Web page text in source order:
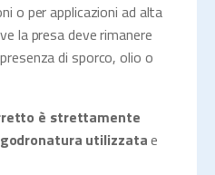
o per applicazioni ad alta
la presa deve rimanere
di sporco, olio o
è strettamente
utilizzatae